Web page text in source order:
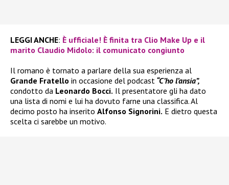
LEGGI ANCHE: È ufficiale! È finita tra Clio Make Up e il
marito Claudio Midolo: il comunicato congiunto
Il romano è tornato a parlare della sua esperienza al
Grande Fratello in occasione del podcast “C’ho l’ansia”,
condotto da Leonardo Bocci. Il presentatore gli ha dato
una lista di nomi e lui ha dovuto farne una classifica. Al
decimo posto ha inserito Alfonso Signorini. E dietro questa
scelta ci sarebbe un motivo.